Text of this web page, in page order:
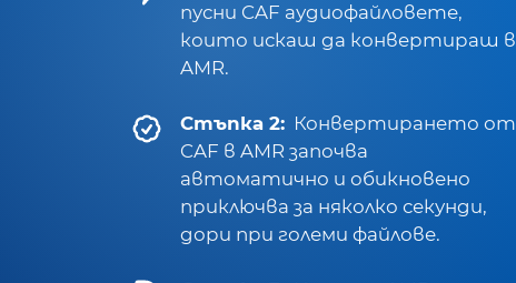
пусни CAF аудиофайловете,
които искаш да конвертираш в
AMR.
Стъпка 2: Конвертирането от
CAF в AMR започва
автоматично и обикновено
приключва за няколко секунди,
дори при големи файлове.